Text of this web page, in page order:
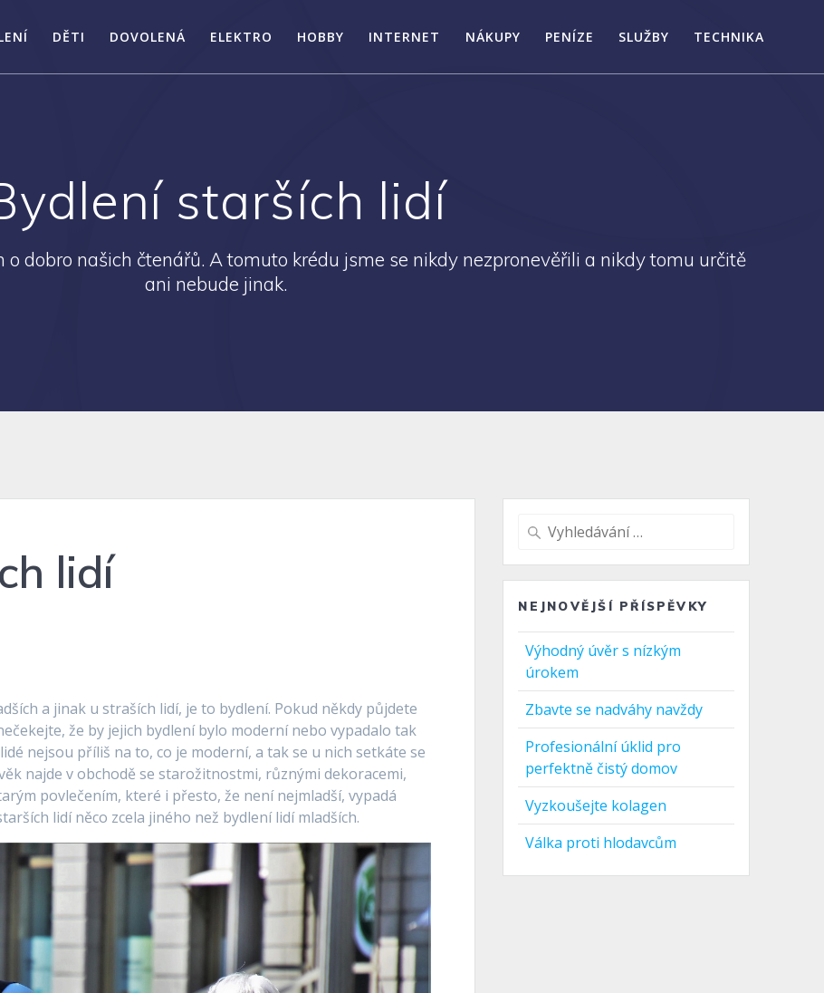
DĚTI DOVOLENÁ ELEKTRO HOBBY INTERNET NÁKUPY PENÍZE SLUŽBY TECHNIKA
starších lidí
dobro našich čtenářů. A tomuto krédu jsme se nikdy nezpronevěřili a nikdy tomu určitě
ani nebude jinak.
lidí
a jinak u straších lidí, je to bydlení. Pokud někdy půjdete
že by jejich bydlení bylo moderní nebo vypadalo tak
nejsou příliš na to, co je moderní, a tak se u nich setkáte se
najde v obchodě se starožitnostmi, různými dekoracemi,
povlečením, které i přesto, že není nejmladší, vypadá
lidí něco zcela jiného než bydlení lidí mladších.
Vyhledat:
NEJNOVĚJŠÍ PŘÍSPĚVKY
Výhodný úvěr s nízkým
úrokem
Zbavte se nadváhy navždy
Profesionální úklid pro
perfektně čistý domov
Vyzkoušejte kolagen
Válka proti hlodavcům